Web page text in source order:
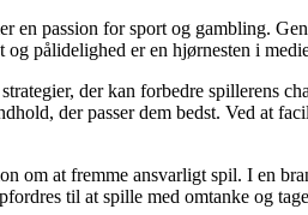
en passion for sport og gambling.
pålidelighed er en hjørnesten i
der kan forbedre spillerens
der passer dem bedst. Ved at
om at fremme ansvarligt spil. I en
til at spille med omtanke og